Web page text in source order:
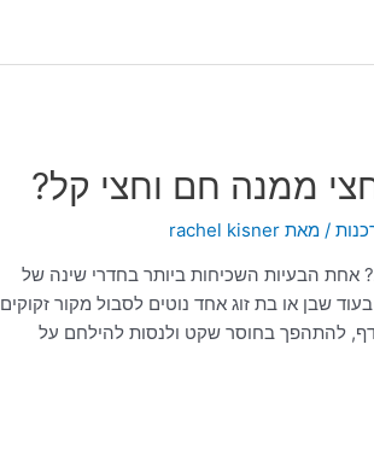
ממנה חם וחצי קל?
/ מאתrachel kisner
אחת הבעיות השכיחות ביותר בחדרי שינה של
שבן או בת זוג אחד נוטים לסבול מקור זקוקים
להתהפך בחוסר שקט ולנסות להילחם על